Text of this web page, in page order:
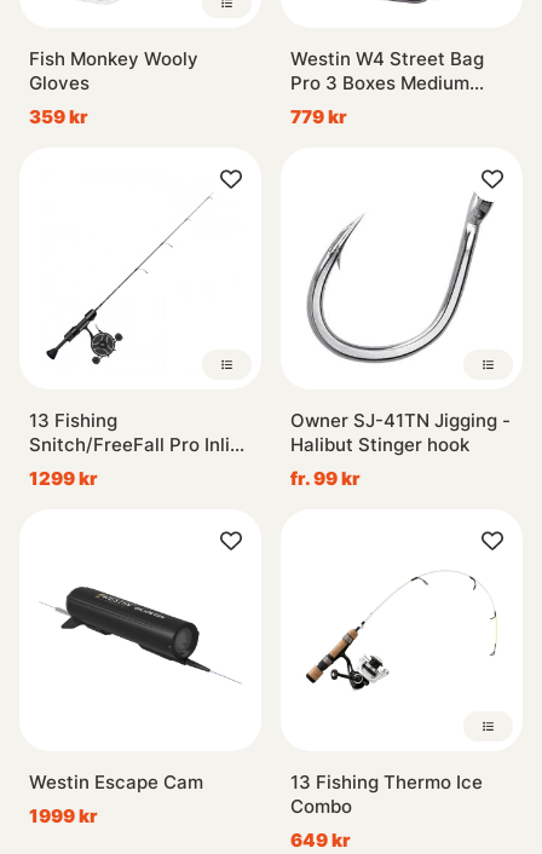
Fish Monkey Wooly
Gloves
359 kr
Westin W4 Street Bag
Pro 3 Boxes Medium
Titanium Black
779 kr
13 Fishing
Snitch/FreeFall Pro Inline
Ice Combo
1299 kr
Owner SJ-41TN Jigging -
Halibut Stinger hook
fr. 99 kr
Westin Escape Cam
1999 kr
13 Fishing Thermo Ice
Combo
649 kr